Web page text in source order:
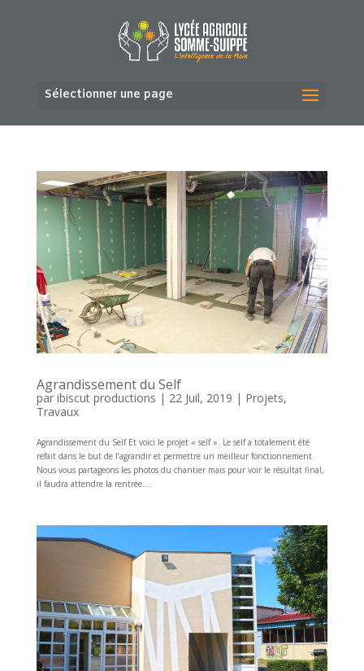
Sélectionner une page
Agrandissement du Self
par ibiscut productions | 22 Juil, 2019 | Projets,
Travaux
Agrandissement du Self Et voici le projet « self ». Le self a totalement été
refait dans le but de l’agrandir et permettre un meilleur fonctionnement.
Nous vous partageons les photos du chantier mais pour voir le résultat final,
il faudra attendre la rentrée....